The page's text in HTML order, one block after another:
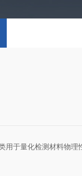
于量化检测材料物理性